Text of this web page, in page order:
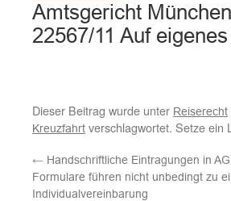
Amtsgericht
22567/11 Auf
Dieser Beitrag wurde unter Reiserecht
Kreuzfahrt verschlagwortet. Setze ein
← Handschriftliche Eintragungen in
Formulare führen nicht unbedingt zu
Individualvereinbarung